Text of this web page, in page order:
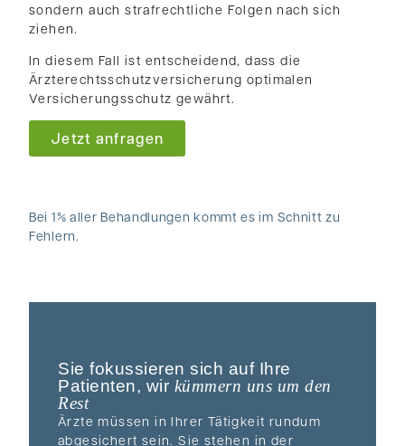
sondern auch strafrechtliche Folgen nach sich
ziehen.
In diesem Fall ist entscheidend, dass die
Ärzterechtsschutzversicherung optimalen
Versicherungsschutz gewährt.
Jetzt anfragen
Bei 1% aller Behandlungen kommt es im Schnitt zu
Fehlern.
Sie fokussieren sich auf Ihre
Patienten, wir kümmern uns um den
Rest
Ärzte müssen in Ihrer Tätigkeit rundum
abgesichert sein. Sie stehen in der